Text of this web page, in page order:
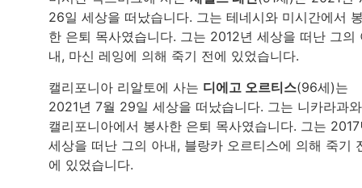
26일 세상을 떠났습니다. 그는 테네시와 미시간에서
한 은퇴 목사였습니다. 그는 2012년 세상을 떠난 그의
내, 마신 레잉에 의해 죽기 전에 있었습니다.
캘리포니아 리알토에 사는 디에고 오르티스(96세)는
2021년 7월 29일 세상을 떠났습니다. 그는 니카라과와
캘리포니아에서 봉사한 은퇴 목사였습니다. 그는
세상을 떠난 그의 아내, 블랑카 오르티스에 의해 죽기
에 있었습니다.